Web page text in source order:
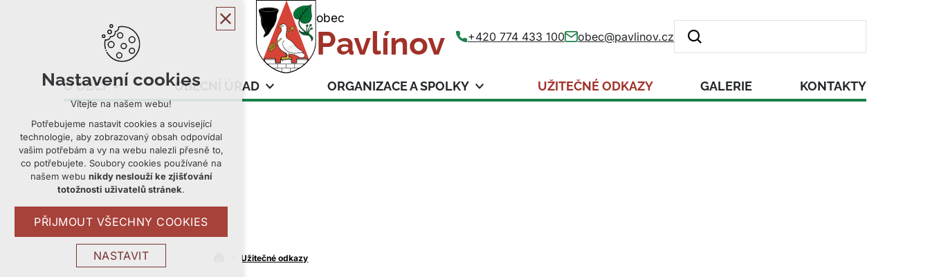
obec
Pavlínov +420 774 433 100 obec@pavlinov.cz
O OBCI OBECNÍ ÚŘAD ORGANIZACE A SPOLKY UŽITEČNÉ ODKAZY GALERIE KONTAKTY
Užitečné odkazy
Nastavení cookies
Vítejte na našem webu!
Potřebujeme nastavit cookies a související
technologie, aby zobrazovaný obsah odpovídal
vašim potřebám a vy na webu nalezli přesně to,
co potřebujete. Soubory cookies používané na
našem webu nikdy neslouží ke zjišťování
totožnosti uživatelů stránek.
PŘIJMOUT VŠECHNY COOKIES
NASTAVIT